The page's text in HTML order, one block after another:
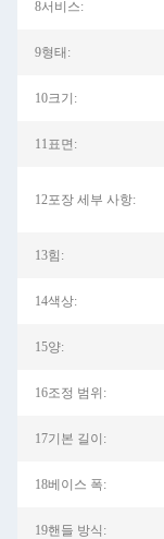
8서비스:
9형태:
10크기:
11표면:
12포장 세부 사항:
13힘:
14색상:
15양:
16조정 범위:
17기본 길이:
18베이스 폭:
19핸들 방식: